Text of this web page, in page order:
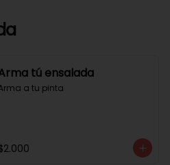
tú ensalada
a tu pinta